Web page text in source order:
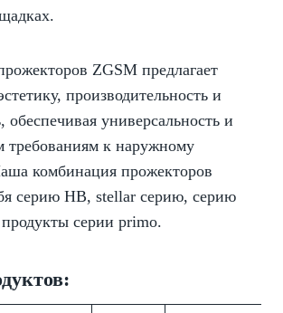
ZGSM предлагает
производительность и
обеспечивая универсальность и
требованиям к наружному
комбинация прожекторов
серию HB, stellar серию, серию
серии primo.